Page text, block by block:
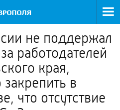
не поддержал
работодателей
края,
в
что отсутствие